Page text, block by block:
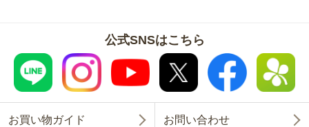
公式SNSはこちら
お買い物ガイド お問い合わせ